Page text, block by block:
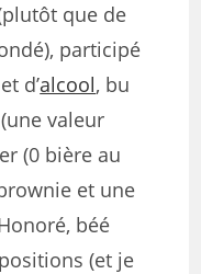
que de
participé
et d’alcool, bu
valeur
(0 bière au
et une
béé
(et je